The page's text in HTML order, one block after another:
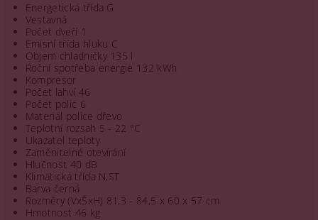
Energetická třída G
Vestavná
Počet dveří 1
Emisní třída hluku C
Objem chladničky 135 l
Roční spotřeba energie 132 kWh
Kompresor
Počet lahví 46
Počet polic 6
Materiál police dřevo
Teplotní rozsah 5 - 22 °C
Ukazatel teploty
Zaměnitelné otevírání
Hlučnost 40 dB
Klimatická třída N,ST
Barva černá
Rozměry (VxŠxH) 81,3 - 84,5 x 60 x 57 cm
Hmotnost 46 kg